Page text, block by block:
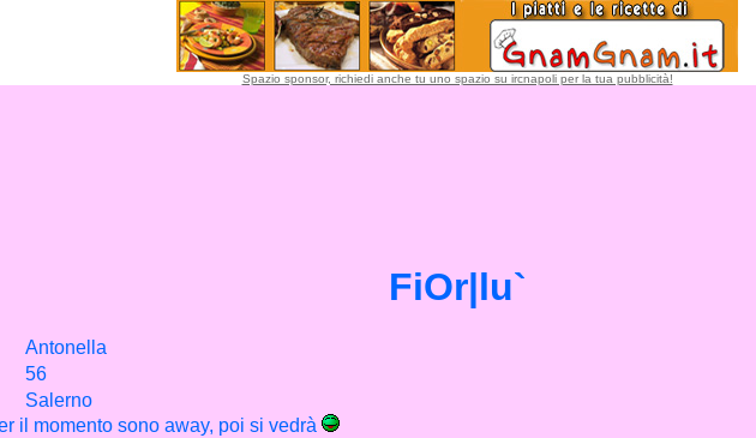
Spazio sponsor, richiedi anche tu uno spazio su ircnapoli per la tua pubblicità!
FiOr|lu`
Antonella
56
Salerno
il momento sono away, poi si vedrà